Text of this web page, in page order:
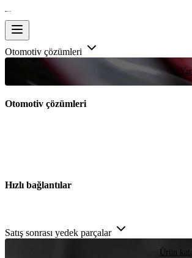
Otomotiv çözümleri
Otomotiv çözümleri
Hızlı bağlantılar
Satış sonrası yedek parçalar
Ürün